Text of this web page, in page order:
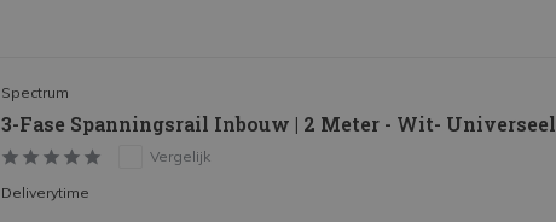
Spectrum
3-Fase Spanningsrail Inbouw | 2 Meter - Wit- Universeel
Vergelijk
Deliverytime